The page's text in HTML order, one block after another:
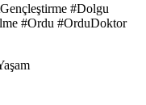
#Dolgu
#Ordu #OrduDoktor